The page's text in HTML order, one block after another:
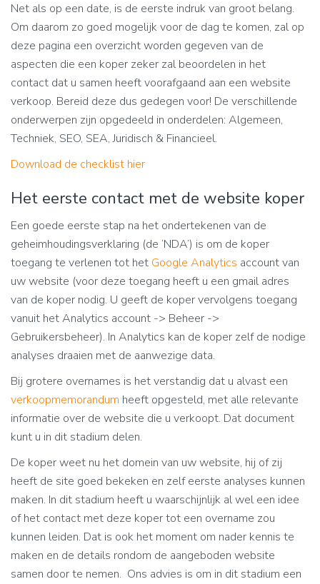
Net als op een date, is de eerste indruk van groot belang.
Om daarom zo goed mogelijk voor de dag te komen, zal op
deze pagina een overzicht worden gegeven van de
aspecten die een koper zeker zal beoordelen in het
contact dat u samen heeft voorafgaand aan een website
verkoop. Bereid deze dus gedegen voor! De verschillende
onderwerpen zijn opgedeeld in onderdelen: Algemeen,
Techniek, SEO, SEA, Juridisch & Financieel.
Download de checklist hier
Het eerste contact met de website koper
Een goede eerste stap na het ondertekenen van de
geheimhoudingsverklaring (de ‘NDA’) is om de koper
toegang te verlenen tot het Google Analytics account van
uw website (voor deze toegang heeft u een gmail adres
van de koper nodig. U geeft de koper vervolgens toegang
vanuit het Analytics account -> Beheer ->
Gebruikersbeheer). In Analytics kan de koper zelf de nodige
analyses draaien met de aanwezige data.
Bij grotere overnames is het verstandig dat u alvast een
verkoopmemorandum heeft opgesteld, met alle relevante
informatie over de website die u verkoopt. Dat document
kunt u in dit stadium delen.
De koper weet nu het domein van uw website, hij of zij
heeft de site goed bekeken en zelf eerste analyses kunnen
maken. In dit stadium heeft u waarschijnlijk al wel een idee
of het contact met deze koper tot een overname zou
kunnen leiden. Dat is ook het moment om nader kennis te
maken en de details rondom de aangeboden website
samen door te nemen. Ons advies is om in dit stadium een